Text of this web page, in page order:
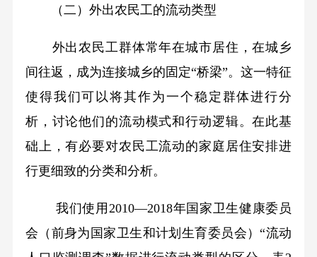
（二）外出农民工的流动类型
外出农民工群体常年在城市居住，在城乡
间往返，成为连接城乡的固定“桥梁”。这一特征
使得我们可以将其作为一个稳定群体进行分
析，讨论他们的流动模式和行动逻辑。在此基
础上，有必要对农民工流动的家庭居住安排进
行更细致的分类和分析。
我们使用2010—2018年国家卫生健康委员
会（前身为国家卫生和计划生育委员会）“流动